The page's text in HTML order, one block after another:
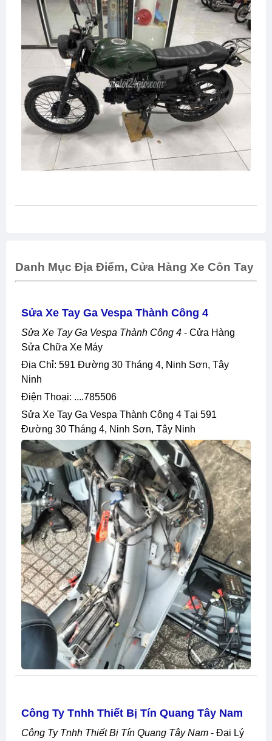
Danh Mục Địa Điểm, Cửa Hàng Xe Côn Tay
Sửa Xe Tay Ga Vespa Thành Công 4
Sửa Xe Tay Ga Vespa Thành Công 4 - Cửa Hàng
Sửa Chữa Xe Máy
Địa Chỉ: 591 Đường 30 Tháng 4, Ninh Sơn, Tây
Ninh
Điện Thoại: ....785506
Sửa Xe Tay Ga Vespa Thành Công 4 Tại 591
Đường 30 Tháng 4, Ninh Sơn, Tây Ninh
Công Ty Tnhh Thiết Bị Tín Quang Tây Nam
Công Ty Tnhh Thiết Bị Tín Quang Tây Nam - Đại Lý